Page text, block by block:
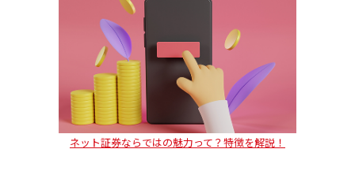
ネット証券ならではの魅力って？特徴を解説！